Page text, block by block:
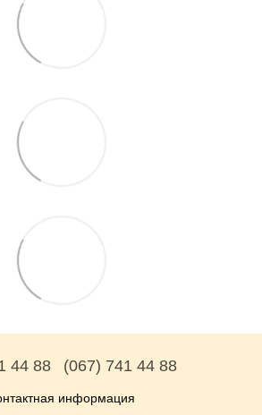
44 88 (067) 741 44 88
информация